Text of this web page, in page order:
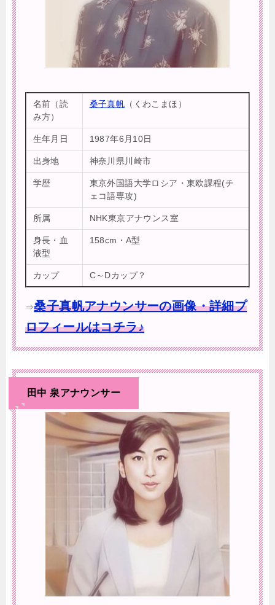
名前（読
み方）
桑子真帆 （くわこまほ）
生年月日 1987年6月10日
出身地 神奈川県川崎市
学歴
東京外国語大学ロシア・東欧課程(チ
ェコ語専攻)
所属 NHK東京アナウンス室
身長・血
液型
158cm・A型
カップ C～Dカップ？
⇒桑子真帆アナウンサーの画像・詳細プ
ロフィールはコチラ♪
田中 泉アナウンサー